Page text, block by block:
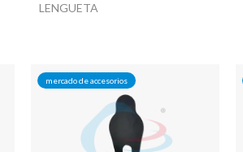
LENGUETA
mercado de accesorios